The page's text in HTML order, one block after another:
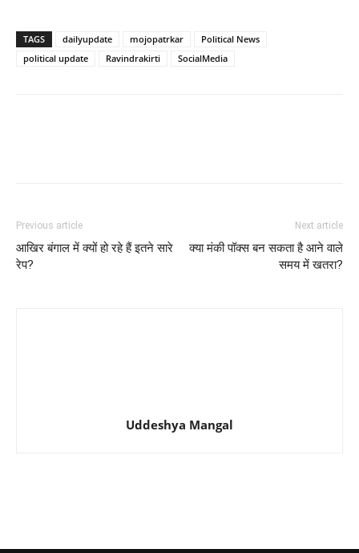
TAGS dailyupdate mojopatrkar
Political News
political update
Ravindrakirti SocialMedia
Previous article
आखिर बंगाल में क्यों हो रहे हैं इतने सारे
रेप?
Next article
क्या मंकी पॉक्स बन सकता है आने वाले
समय में खतरा?
Uddeshya Mangal